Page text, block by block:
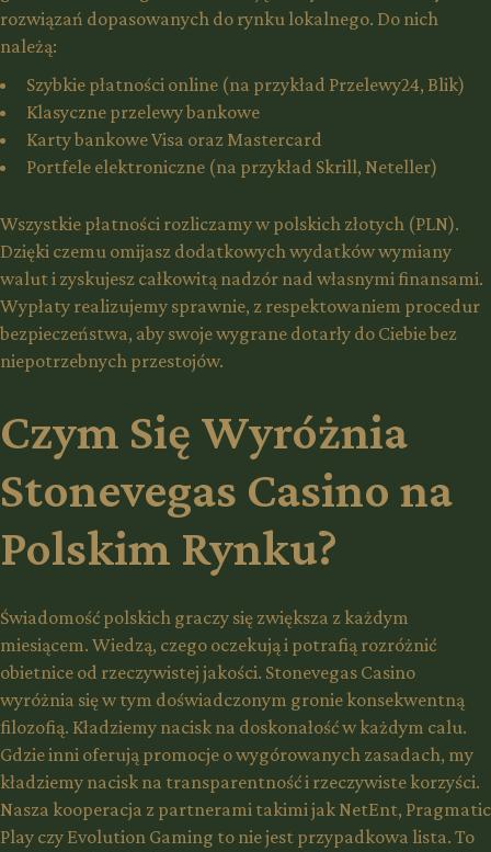
rozwiązań dopasowanych do rynku lokalnego. Do nich
należą:
Szybkie płatności online (na przykład Przelewy24, Blik)
Klasyczne przelewy bankowe
Karty bankowe Visa oraz Mastercard
Portfele elektroniczne (na przykład Skrill, Neteller)
Wszystkie płatności rozliczamy w polskich złotych (PLN).
Dzięki czemu omijasz dodatkowych wydatków wymiany
walut i zyskujesz całkowitą nadzór nad własnymi finansami.
Wypłaty realizujemy sprawnie, z respektowaniem procedur
bezpieczeństwa, aby swoje wygrane dotarły do Ciebie bez
niepotrzebnych przestojów.
Czym Się Wyróżnia
Stonevegas Casino na
Polskim Rynku?
Świadomość polskich graczy się zwiększa z każdym
miesiącem. Wiedzą, czego oczekują i potrafią rozróżnić
obietnice od rzeczywistej jakości. Stonevegas Casino
wyróżnia się w tym doświadczonym gronie konsekwentną
filozofią. Kładziemy nacisk na doskonałość w każdym calu.
Gdzie inni oferują promocje o wygórowanych zasadach, my
kładziemy nacisk na transparentność i rzeczywiste korzyści.
Nasza kooperacja z partnerami takimi jak NetEnt, Pragmatic
Play czy Evolution Gaming to nie jest przypadkowa lista. To